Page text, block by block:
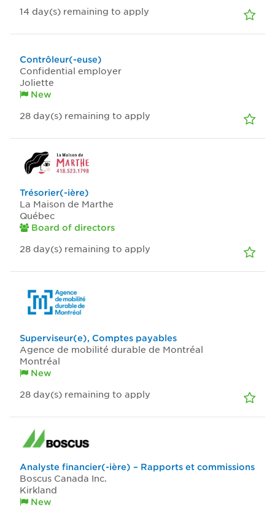
14 day(s) remaining to apply
Contrôleur(-euse)
Confidential employer
Joliette
New
28 day(s) remaining to apply
Trésorier(-ière)
La Maison de Marthe
Québec
Board of directors
28 day(s) remaining to apply
Superviseur(e), Comptes payables
Agence de mobilité durable de Montréal
Montréal
New
28 day(s) remaining to apply
Analyste financier(-ière) – Rapports et commissions
Boscus Canada Inc.
Kirkland
New